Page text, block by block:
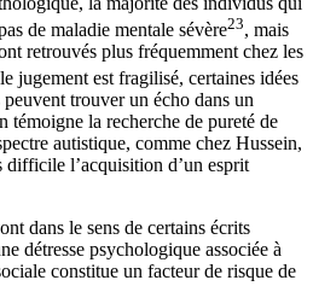
de maladie mentale sévère23, mais
retrouvés plus fréquemment chez les
jugement est fragilisé, certaines idées
trouver un écho dans un
témoigne la recherche de pureté de
autistique, comme chez Hussein,
l’acquisition d’un esprit
dans le sens de certains écrits
détresse psychologique associée à
constitue un facteur de risque de